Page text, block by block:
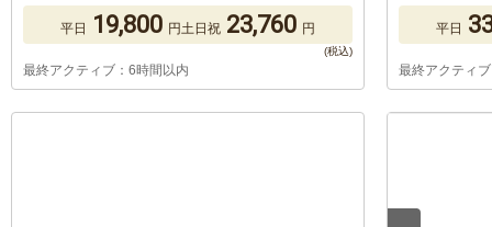
平日 19,800 円土日祝 23,760 円
最終アクティブ：6時間以内
平日
最終アクティ